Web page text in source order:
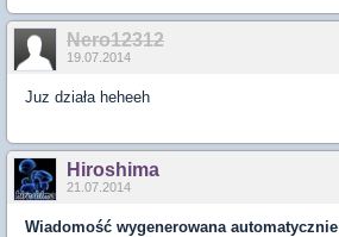
Nero12312
19.07.2014
Juz działa heheeh
Hiroshima
21.07.2014
Wiadomość wygenerowana automatycznie